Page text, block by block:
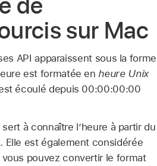
sur Mac
API apparaissent sous la forme
est formatée en heure Unix
écoulé depuis 00:00:00:00
à connaître l’heure à partir du
Elle est également considérée
vous pouvez convertir le format